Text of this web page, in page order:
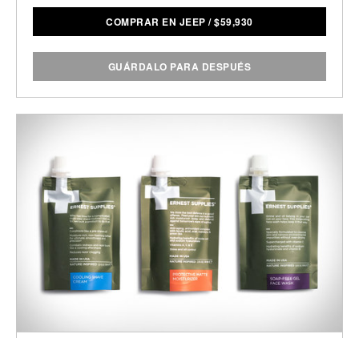
COMPRAR EN JEEP /$59,930
GUÁRDALO PARA DESPUÉS